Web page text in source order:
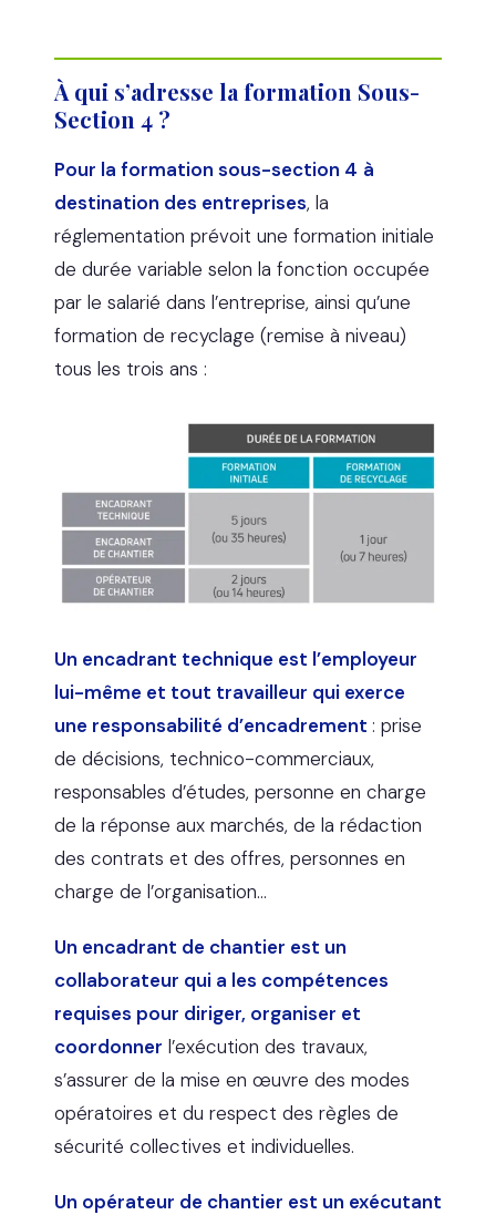
À qui s’adresse la formation Sous-
Section 4 ?
Pour la formation sous-section 4 à
destination des entreprises, la
réglementation prévoit une formation initiale
de durée variable selon la fonction occupée
par le salarié dans l’entreprise, ainsi qu’une
formation de recyclage (remise à niveau)
tous les trois ans :
Un encadrant technique est l’employeur
lui-même et tout travailleur qui exerce
une responsabilité d’encadrement : prise
de décisions, technico-commerciaux,
responsables d’études, personne en charge
de la réponse aux marchés, de la rédaction
des contrats et des offres, personnes en
charge de l’organisation…
Un encadrant de chantier est un
collaborateur qui a les compétences
requises pour diriger, organiser et
coordonner l’exécution des travaux,
s’assurer de la mise en œuvre des modes
opératoires et du respect des règles de
sécurité collectives et individuelles.
Un opérateur de chantier est un exécutant